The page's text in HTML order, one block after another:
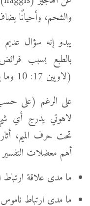
والشحم، وأحيانًا
يبدو إنه سؤال عديم
بالطبع بسبب
(لاويين 17: 10 وما يليه).
على الرغم (على
لاهوتي يدرج أي
تحت حرف الميم،
أهم معضلات
ما مدى علاقة ارتباط
ما مدى ارتباط